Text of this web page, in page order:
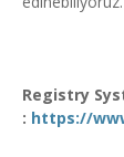
Registry
: https://